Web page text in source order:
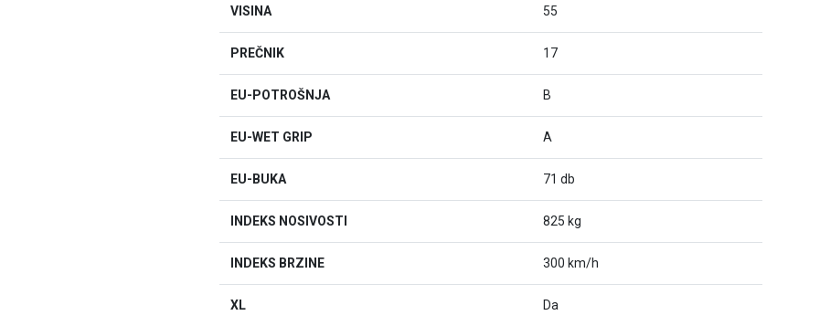
VISINA 55
PREČNIK 17
EU-POTROŠNJA B
EU-WET GRIP A
EU-BUKA 71 db
INDEKS NOSIVOSTI 825 kg
INDEKS BRZINE 300 km/h
XL Da